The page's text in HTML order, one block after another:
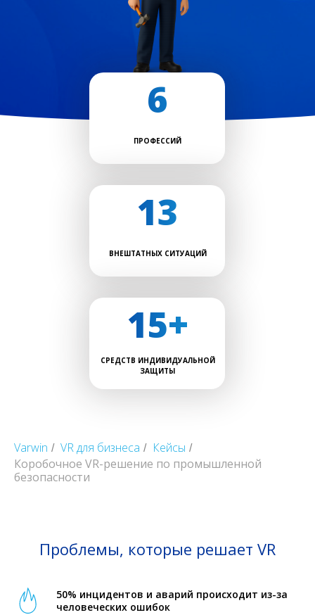
ПРОФЕССИЙ
6
ВНЕШТАТНЫХ СИТУАЦИЙ
13
СРЕДСТВ ИНДИВИДУАЛЬНОЙ
ЗАЩИТЫ
15+
Varwin / VR для бизнеса / Кейсы /
Коробочное VR-решение по промышленной
безопасности
Проблемы, которые решает VR
50% инцидентов и аварий происходит из-за
человеческих ошибок